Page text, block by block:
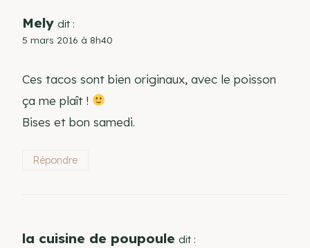
Mely dit :
5 mars 2016 à 8h40
Ces tacos sont bien originaux, avec le poisson
ça me plaît !
Bises et bon samedi.
Répondre
la cuisine de poupoule dit :